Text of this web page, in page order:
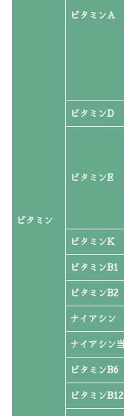
ビタミン
ビタミンA
ビタミンD
ビタミンE
ビタミンK
ビタミンB1
ビタミンB2
ナイアシン
ナイアシン
ビタミンB6
ビタミンB12